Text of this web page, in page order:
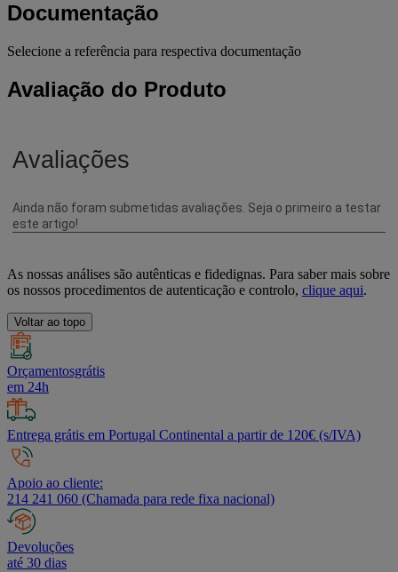
Documentação
Selecione a referência para respectiva documentação
Avaliação do Produto
As nossas análises são autênticas e fidedignas. Para saber mais sobre
os nossos procedimentos de autenticação e controlo, clique aqui.
Voltar ao topo
Orçamentosgrátis
em 24h
Entrega grátis em Portugal Continental a partir de 120€ (s/IVA)
Apoio ao cliente:
214 241 060 (Chamada para rede fixa nacional)
Devoluções
até 30 dias